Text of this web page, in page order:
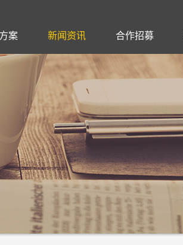
合作客户
案 新闻资讯 合作招募